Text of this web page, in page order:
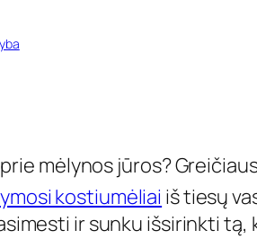
mėlynos jūros?
kostiumėliai iš tiesų
ir sunku išsirinkti